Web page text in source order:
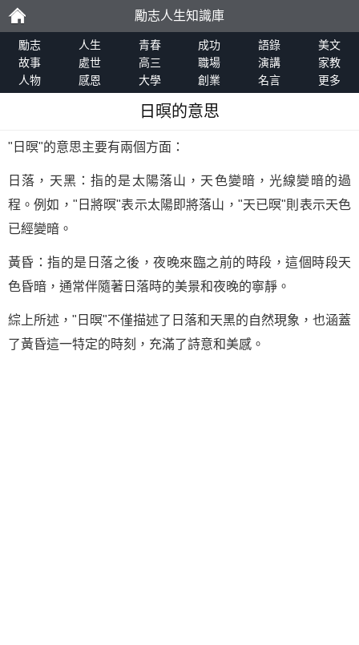
勵
志
勵志人生知識庫
勵志 人生 青春 成功 語錄
美文
故事
處世 高三 職場 演講
家教
人物
感恩 大學 創業 名言 更多
日暝的意思
"日暝"的意思主要有兩個方面：
日落，天黑：指的是太陽落山，天色變暗，光線變暗的過
程。例如，"日將暝"表示太陽即將落山，"天已暝"則表示天色
已經變暗。
黃昏：指的是日落之後，夜晚來臨之前的時段，這個時段天
色昏暗，通常伴隨著日落時的美景和夜晚的寧靜。
綜上所述，"日暝"不僅描述了日落和天黑的自然現象，也涵蓋
了黃昏這一特定的時刻，充滿了詩意和美感。